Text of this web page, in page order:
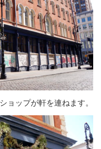
ョップが軒を連ねます。